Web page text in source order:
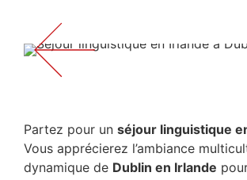
Partez pour un séjour linguistique
Vous apprécierez l’ambiance
dynamique de Dublin en Irlande